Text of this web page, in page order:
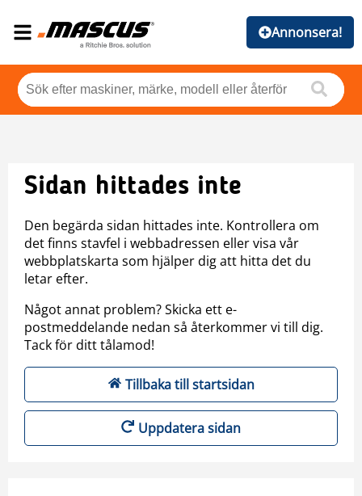
Annonsera!
Sidan hittades inte
Den begärda sidan hittades inte. Kontrollera om
det finns stavfel i webbadressen eller visa vår
webbplatskarta som hjälper dig att hitta det du
letar efter.
Något annat problem? Skicka ett e-
postmeddelande nedan så återkommer vi till dig.
Tack för ditt tålamod!
Tillbaka till startsidan
Uppdatera sidan